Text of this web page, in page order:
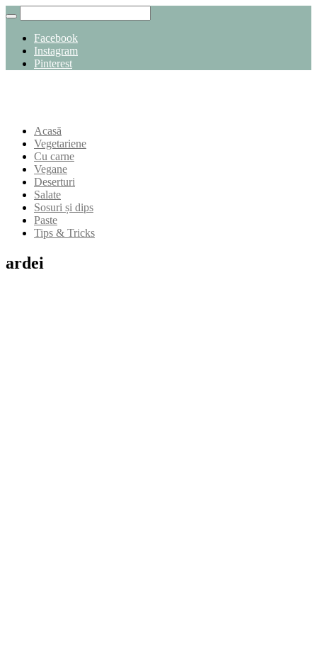
Facebook
Instagram
Pinterest
Acasă
Vegetariene
Cu carne
Vegane
Deserturi
Salate
Sosuri și dips
Paste
Tips & Tricks
ardei